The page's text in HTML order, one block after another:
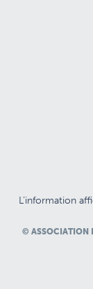
L’information
© ASSOCIATION